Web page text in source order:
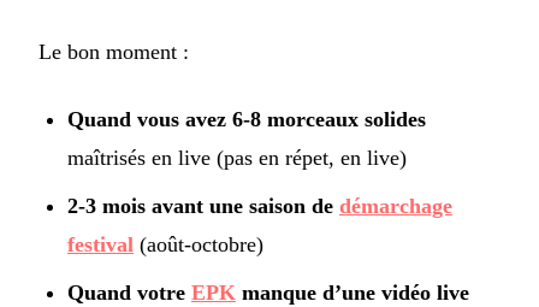
Le bon moment :
Quand vous avez 6-8 morceaux solides
maîtrisés en live (pas en répet, en live)
2-3 mois avant une saison de démarchage
festival (août-octobre)
Quand votre EPK manque d’une vidéo live